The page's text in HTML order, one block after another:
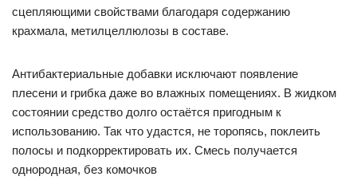
сцепляющими свойствами благодаря содержанию
крахмала, метилцеллюлозы в составе.
Антибактериальные добавки исключают появление
плесени и грибка даже во влажных помещениях. В жидком
состоянии средство долго остаётся пригодным к
использованию. Так что удастся, не торопясь, поклеить
полосы и подкорректировать их. Смесь получается
однородная, без комочков